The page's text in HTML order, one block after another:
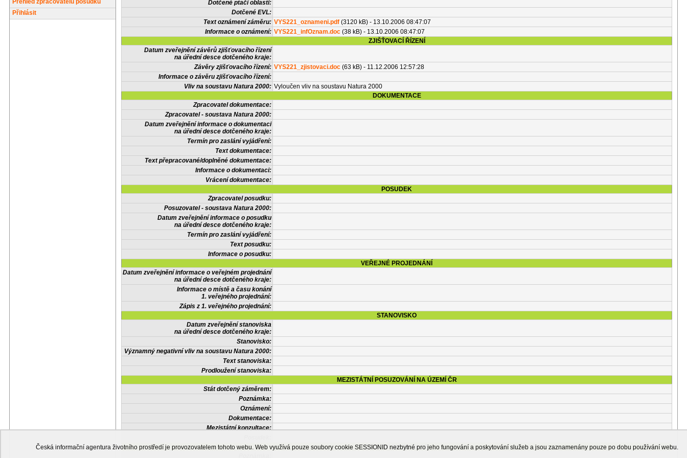
Přehled zpracovatelů posudků
Přihlásit
Dotčené ptačí oblasti:
Dotčené EVL:
Text oznámení záměru: VYS221_oznameni.pdf (3120 kB) - 13.10.2006 08:47:07
Informace o oznámení: VYS221_infOznam.doc (38 kB) - 13.10.2006 08:47:07
ZJIŠŤOVACÍ ŘÍZENÍ
Datum zveřejnění závěrů zjišťovacího řízení
na úřední desce dotčeného kraje:
Závěry zjišťovacího řízení: VYS221_zjistovaci.doc (63 kB) - 11.12.2006 12:57:28
Informace o závěru zjišťovacího řízení:
Vliv na soustavu Natura 2000: Vyloučen vliv na soustavu Natura 2000
DOKUMENTACE
Zpracovatel dokumentace:
Zpracovatel - soustava Natura 2000:
Datum zveřejnění informace o dokumentaci
na úřední desce dotčeného kraje:
Termín pro zaslání vyjádření:
Text dokumentace:
Text přepracované/doplněné dokumentace:
Informace o dokumentaci:
Vrácení dokumentace:
POSUDEK
Zpracovatel posudku:
Posuzovatel - soustava Natura 2000:
Datum zveřejnění informace o posudku
na úřední desce dotčeného kraje:
Termín pro zaslání vyjádření:
Text posudku:
Informace o posudku:
VEŘEJNÉ PROJEDNÁNÍ
Datum zveřejnění informace o veřejném projednání
na úřední desce dotčeného kraje:
Informace o místě a času konání
1. veřejného projednání:
Zápis z 1. veřejného projednání:
STANOVISKO
Datum zveřejnění stanoviska
na úřední desce dotčeného kraje:
Stanovisko:
Významný negativní vliv na soustavu Natura 2000:
Text stanoviska:
Prodloužení stanoviska:
MEZISTÁTNÍ POSUZOVÁNÍ NA ÚZEMÍ ČR
Stát dotčený záměrem:
Poznámka:
Oznámení:
Dokumentace:
Mezistátní konzultace:
OSTATNÍ INFORMACE
Česká informační agentura životního prostředí je provozovatelem tohoto webu. Web využívá pouze soubory cookie SESSIONID nezbytné pro jeho fungování a poskytování služeb a jsou zaznamenány pouze po dobu používání webu.